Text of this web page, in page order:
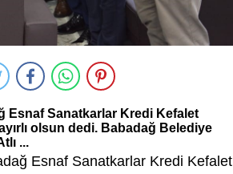
Esnaf Sanatkarlar Kredi Kefalet
olsun dedi. Babadağ Belediye
...
Esnaf Sanatkarlar Kredi Kefalet